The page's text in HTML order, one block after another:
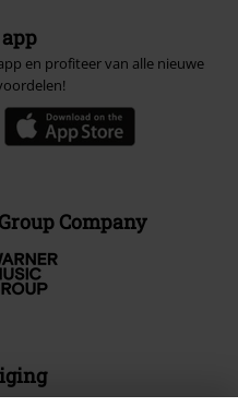
en profiteer van alle nieuwe
Company